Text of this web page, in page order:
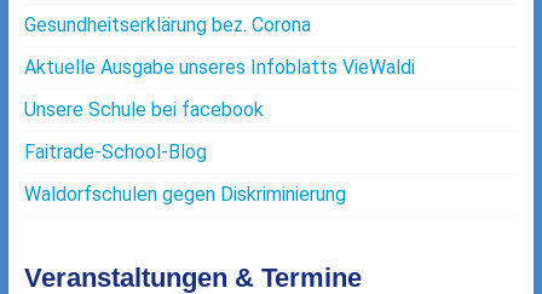
Gesundheitserklärung bez. Corona
Aktuelle Ausgabe unseres Infoblatts VieWaldi
Unsere Schule bei facebook
Faitrade-School-Blog
Waldorfschulen gegen Diskriminierung
Veranstaltungen & Termine